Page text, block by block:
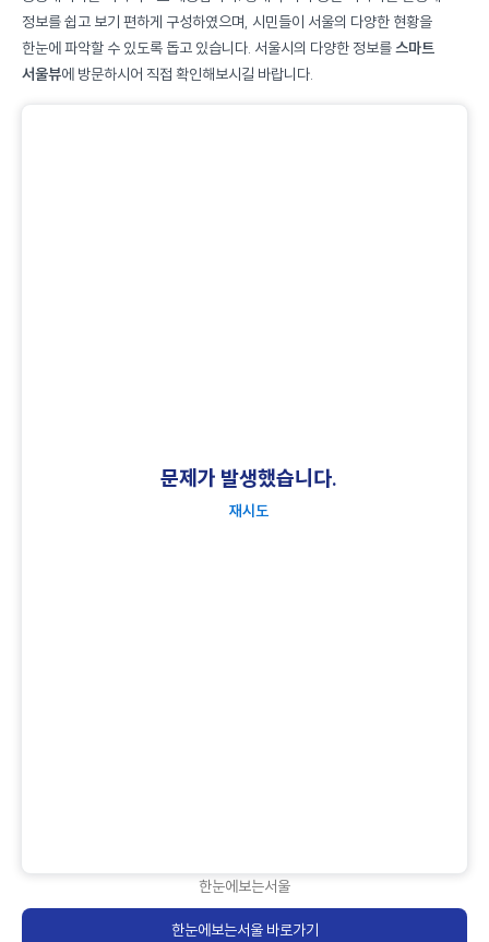
정보를 쉽고 보기 편하게 구성하였으며, 시민들이 서울의 다양한 현황을
한눈에 파악할 수 있도록 돕고 있습니다. 서울시의 다양한 정보를스마트
서울뷰에 방문하시어 직접 확인해보시길 바랍니다.
문제가 발생했습니다.
재시도
한눈에보는서울
한눈에보는서울 바로가기